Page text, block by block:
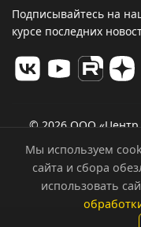
Подписывайтесь на
курсе последних
© 2026 ООО «Центр
Политика
Мы используем
сайта и сбора
использовать